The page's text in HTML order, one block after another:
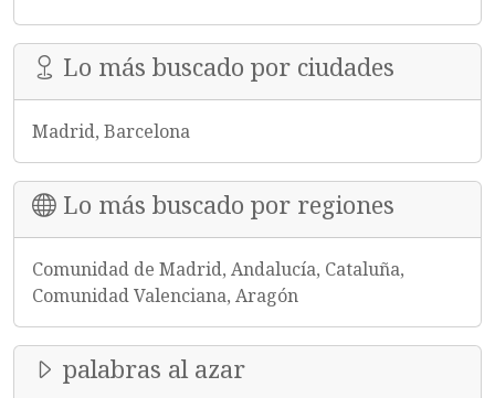
Lo más buscado por ciudades
Madrid, Barcelona
Lo más buscado por regiones
Comunidad de Madrid, Andalucía, Cataluña,
Comunidad Valenciana, Aragón
palabras al azar